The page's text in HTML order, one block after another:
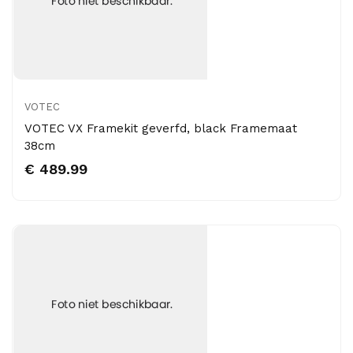
VOTEC
VOTEC VX Framekit geverfd, black Framemaat
38cm
€ 489.99